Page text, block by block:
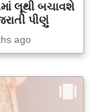
લૂથી બચાવશે
પીણું
ago